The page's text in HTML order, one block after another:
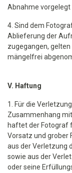
Abnahme
4. Sind dem
Ablieferung der
zugegangen,
mängelfrei
V. Haftung
1. Für die
Zusammenhang
haftet der Fotograf
Vorsatz und grober
aus der Verletzung
sowie aus der
oder seine